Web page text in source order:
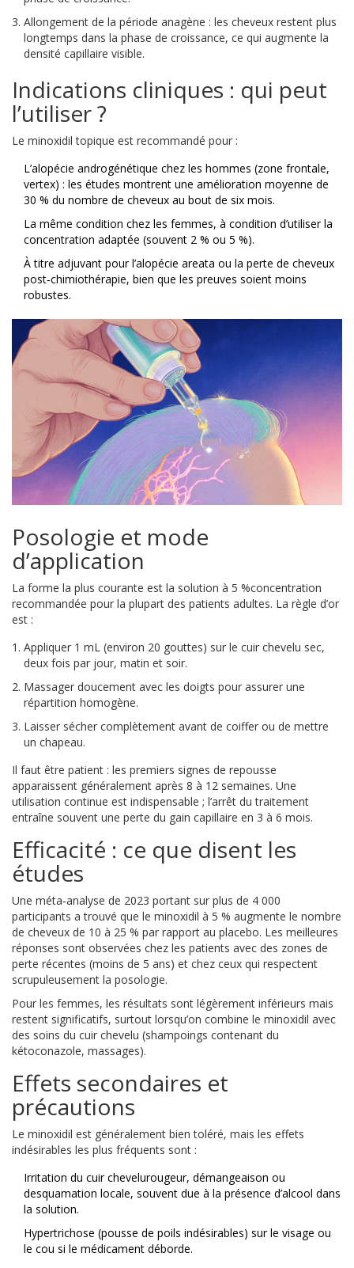
Allongement de la période anagène : les cheveux restent plus
longtemps dans la phase de croissance, ce qui augmente la
densité capillaire visible.
Indications cliniques : qui peut
l’utiliser ?
Le minoxidil topique est recommandé pour :
L’alopécie androgénétique chez les hommes (zone frontale,
vertex) : les études montrent une amélioration moyenne de
30 % du nombre de cheveux au bout de six mois.
La même condition chez les femmes, à condition d’utiliser la
concentration adaptée (souvent 2 % ou 5 %).
À titre adjuvant pour l’alopécie areata ou la perte de cheveux
post‑chimiothérapie, bien que les preuves soient moins
robustes.
Posologie et mode
d’application
La forme la plus courante est la solution à 5 %concentration
recommandée pour la plupart des patients adultes. La règle d’or
est :
Appliquer 1 mL (environ 20 gouttes) sur le cuir chevelu sec,
deux fois par jour, matin et soir.
Massager doucement avec les doigts pour assurer une
répartition homogène.
Laisser sécher complètement avant de coiffer ou de mettre
un chapeau.
Il faut être patient : les premiers signes de repousse
apparaissent généralement après 8 à 12 semaines. Une
utilisation continue est indispensable ; l’arrêt du traitement
entraîne souvent une perte du gain capillaire en 3 à 6 mois.
Efficacité : ce que disent les
études
Une méta‑analyse de 2023 portant sur plus de 4 000
participants a trouvé que le minoxidil à 5 % augmente le nombre
de cheveux de 10 à 25 % par rapport au placebo. Les meilleures
réponses sont observées chez les patients avec des zones de
perte récentes (moins de 5 ans) et chez ceux qui respectent
scrupuleusement la posologie.
Pour les femmes, les résultats sont légèrement inférieurs mais
restent significatifs, surtout lorsqu’on combine le minoxidil avec
des soins du cuir chevelu (shampoings contenant du
kétoconazole, massages).
Effets secondaires et
précautions
Le minoxidil est généralement bien toléré, mais les effets
indésirables les plus fréquents sont :
Irritation du cuir chevelurougeur, démangeaison ou
desquamation locale, souvent due à la présence d’alcool dans
la solution.
Hypertrichose (pousse de poils indésirables) sur le visage ou
le cou si le médicament déborde.